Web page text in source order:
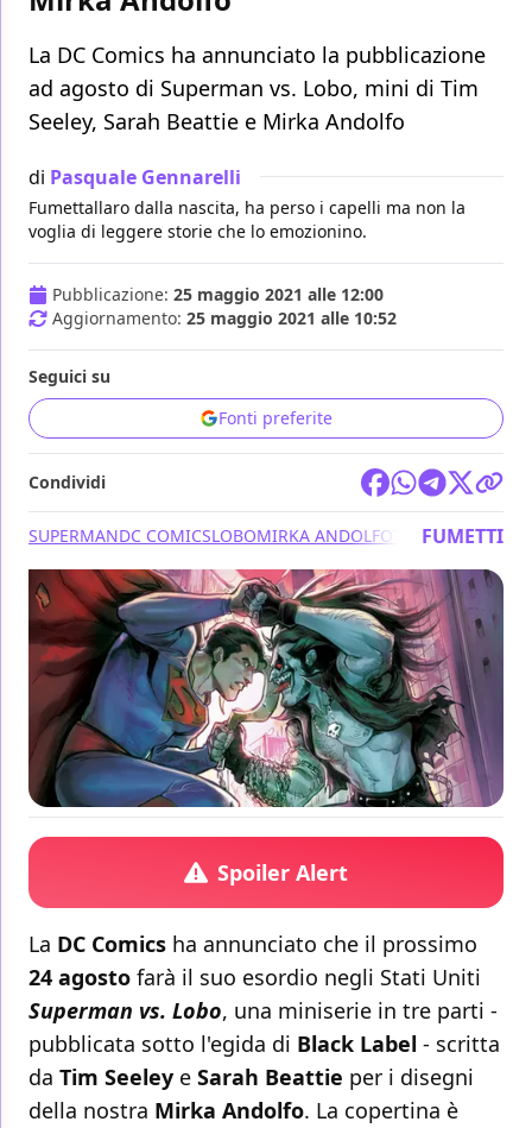
La DC Comics ha annunciato la pubblicazione
ad agosto di Superman vs. Lobo, mini di Tim
Seeley, Sarah Beattie e Mirka Andolfo
di Pasquale Gennarelli
Fumettallaro dalla nascita, ha perso i capelli ma non la
voglia di leggere storie che lo emozionino.
Pubblicazione: 25 maggio 2021 alle 12:00
Aggiornamento: 25 maggio 2021 alle 10:52
Seguici su
Fonti preferite
Condividi
SUPERMANDC COMICSLOBOMIRKA ANDOLFO TIM SEELEY
FUMETTI
Spoiler Alert
La DC Comics ha annunciato che il prossimo
24 agosto farà il suo esordio negli Stati Uniti
Superman vs. Lobo, una miniserie in tre parti -
pubblicata sotto l'egida di Black Label - scritta
da Tim Seeley e Sarah Beattie per i disegni
della nostra Mirka Andolfo. La copertina è